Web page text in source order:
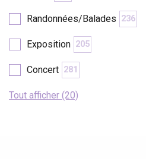
Randonnées/Balades 236
Exposition 205
Concert 281
Tout afficher (20)